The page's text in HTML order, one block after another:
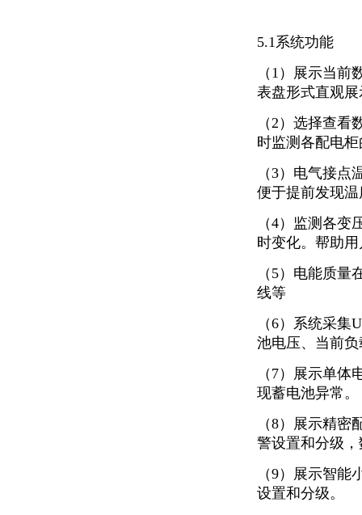
5.1系统功能
（1）展示当
表盘形式直观展
（2）选择查
时监测各配电
（3）电气接
便于提前发现
（4）监测各
时变化。帮助
（5）电能质
线等
（6）系统采
池电压、当前
（7）展示单
现蓄电池异常。
（8）展示精
警设置和分级
（9）展示智
设置和分级。